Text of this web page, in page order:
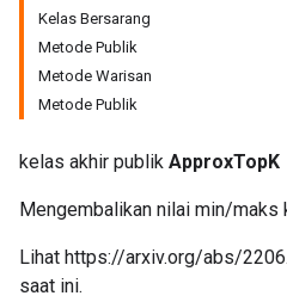
Kelas Bersarang
Metode Publik
Metode Warisan
Metode Publik
kelas akhir publik ApproxTopK
Mengembalikan nilai min/maks
Lihat https://arxiv.org/abs/
saat ini.